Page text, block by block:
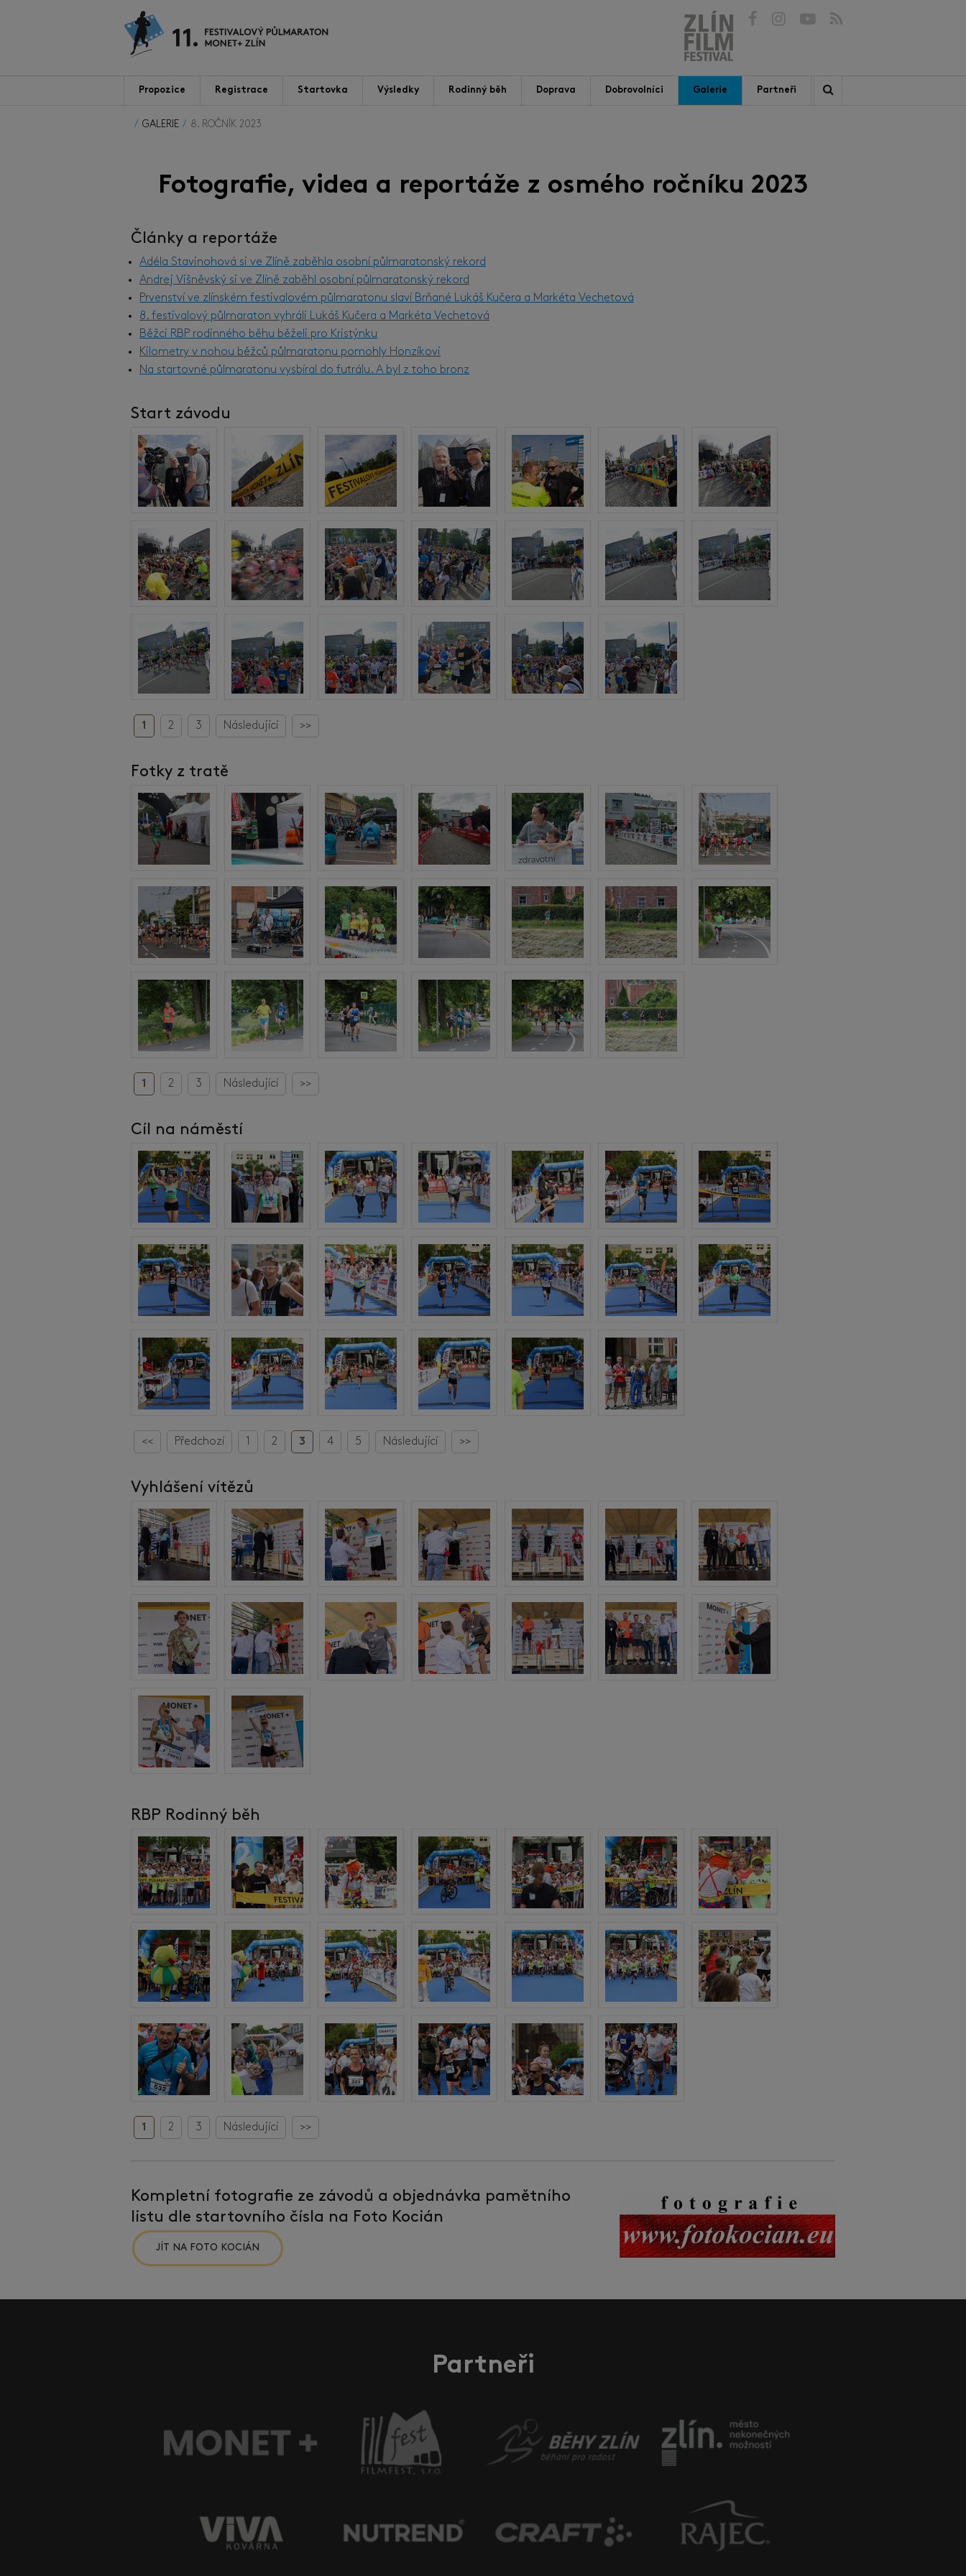
Propozice Registrace Startovka Výsledky Rodinný běh Doprava Dobrovolníci Galerie Partneři
GALERIE 8. ROČNÍK 2023
Fotografie, videa a reportáže z osmého ročníku 2023
Články a reportáže
Adéla Stavinohová si ve Zlíně zaběhla osobní půlmaratonský rekord
Andrej Višněvský si ve Zlíně zaběhl osobní půlmaratonský rekord
Prvenství ve zlínském festivalovém půlmaratonu slaví Brňané Lukáš Kučera a Markéta Vechetová
8. festivalový půlmaraton vyhráli Lukáš Kučera a Markéta Vechetová
Běžci RBP rodinného běhu běželi pro Kristýnku
Kilometry v nohou běžců půlmaratonu pomohly Honzíkovi
Na startovné půlmaratonu vysbíral do futrálu. A byl z toho bronz
Start závodu
1 2 3 Následující >>
Fotky z tratě
1 2 3 Následující >>
Cíl na náměstí
<< Předchozí 1 2 3 4 5 Následující >>
Vyhlášení vítězů
RBP Rodinný běh
1 2 3 Následující >>
Kompletní fotografie ze závodů a objednávka pamětního
listu dle startovního čísla na Foto Kocián
JÍT NA FOTO KOCIÁN
Partneři